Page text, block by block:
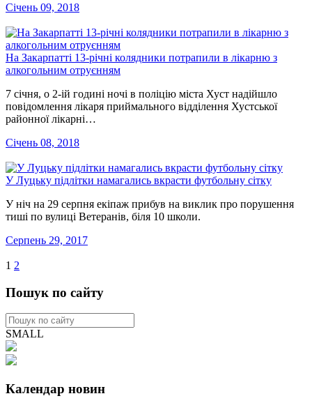
Січень 09, 2018
На Закарпатті 13-річні колядники потрапили в лікарню з
алкогольним отруєнням
7 січня, о 2-ій годині ночі в поліцію міста Хуст надійшло
повідомлення лікаря приймального відділення Хустської
районної лікарні…
Січень 08, 2018
У Луцьку підлітки намагались вкрасти футбольну сітку
У ніч на 29 серпня екіпаж прибув на виклик про порушення
тиші по вулиці Ветеранів, біля 10 школи.
Серпень 29, 2017
1 2
Пошук по сайту
SMALL
Календар новин